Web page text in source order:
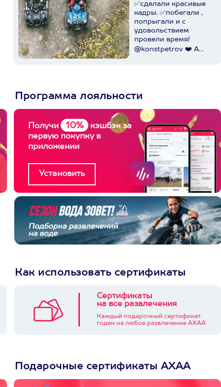
✅сделали красивые
кадры. ✅побегали ,
попрыгали и с
удовольствием
провели время!
@konstpetrov ❤️ А
Программа лояльности
Получи 10%
кэшбэк за
первую покупку в
приложении
Как использовать сертификаты
Сертификаты
на все развлечения
Каждый подарочный сертификат
годен на любое развлечение АХАА
Подарочные сертификаты АХАА